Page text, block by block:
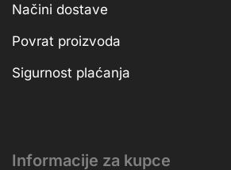
Načini dostave
Povrat proizvoda
Sigurnost plaćanja
Informacije za kupce